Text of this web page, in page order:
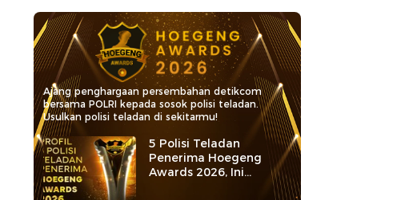
Ajang penghargaan persembahan detikcom
bersama POLRI kepada sosok polisi teladan.
Usulkan polisi teladan di sekitarmu!
5 Polisi Teladan
Penerima Hoegeng
Awards 2026, Ini
Kategori dan Kiprahnya